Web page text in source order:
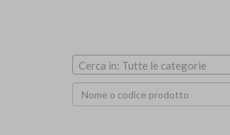
Cerca in: Tutte le categorie